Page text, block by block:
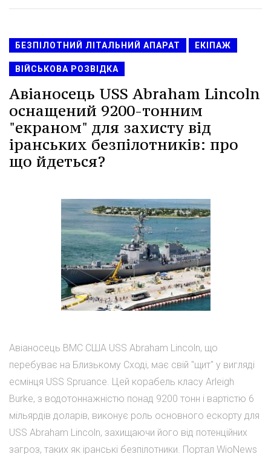
БЕЗПІЛОТНИЙ ЛІТАЛЬНИЙ АПАРАТ ЕКІПАЖ
ВІЙСЬКОВА РОЗВІДКА
Авіаносець USS Abraham Lincoln
оснащений 9200-тонним
"екраном" для захисту від
іранських безпілотників: про
що йдеться?
Авіаносець ВМС США USS Abraham Lincoln, що
перебуває на Близькому Сході, має свій "щит" у вигляді
есмінця USS Spruance. Цей корабель класу Arleigh
Burke, з водотоннажністю понад 9200 тонн і вартістю 6
мільярдів доларів, виконує роль основного ескорту для
USS Abraham Lincoln, захищаючи його від потенційних
загроз, таких як іранські безпілотники. Портал WioNews